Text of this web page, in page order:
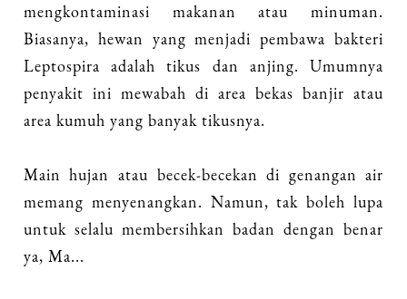
mengkontaminasi makanan atau minuman.
Biasanya, hewan yang menjadi pembawa bakteri
Leptospira adalah tikus dan anjing. Umumnya
penyakit ini mewabah di area bekas banjir atau
area kumuh yang banyak tikusnya.
Main hujan atau becek-becekan di genangan air
memang menyenangkan. Namun, tak boleh lupa
untuk selalu membersihkan badan dengan benar
ya, Ma...